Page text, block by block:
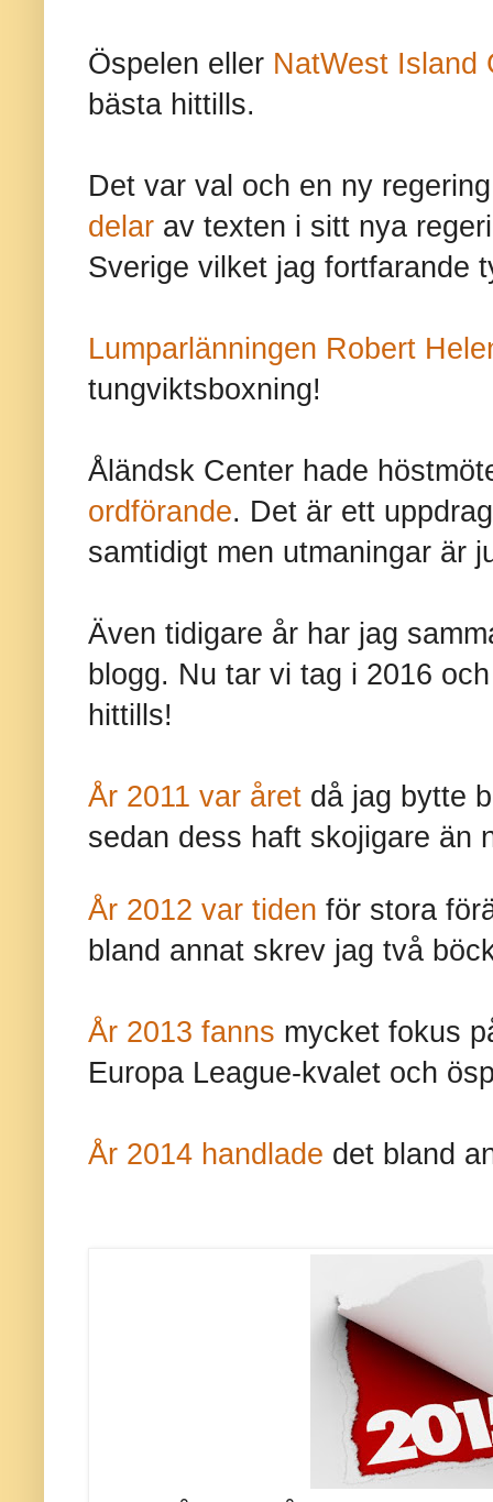
Öspelen eller NatWest Island
bästa hittills.
Det var val och en ny
delar av texten i sitt nya
Sverige vilket jag fortfarande
Lumparlänningen Robert
tungviktsboxning!
Åländsk Center hade
ordförande. Det är ett
samtidigt men utmaningar är
Även tidigare år har jag
blogg. Nu tar vi tag i 2016
hittills!
År 2011 var året då jag bytte
sedan dess haft skojigare än
År 2012 var tiden för stora
bland annat skrev jag två
År 2013 fanns mycket fokus
Europa League-kvalet och
År 2014 handlade det bland